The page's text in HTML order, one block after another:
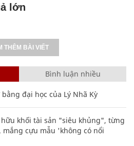
lớn
THÊM BÀI VIẾT
Bình luận nhiều
đại học của Lý Nhã Kỳ
khối tài sản "siêu khủng", từng
mắng cựu mẫu 'không có nổi